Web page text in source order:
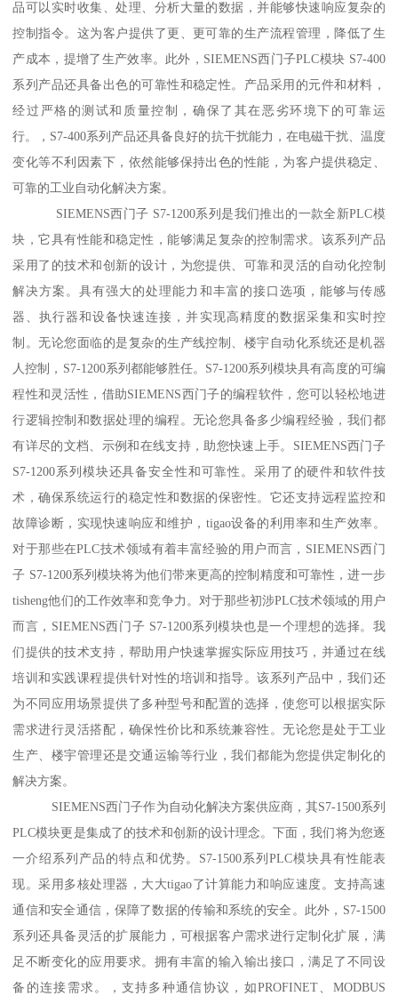
品可以实时收集、处理、分析大量的数据，并能够快速响应复杂的
控制指令。这为客户提供了更、更可靠的生产流程管理，降低了生
产成本，提增了生产效率。此外，SIEMENS西门子PLC模块 S7-400
系列产品还具备出色的可靠性和稳定性。产品采用的元件和材料，
经过严格的测试和质量控制，确保了其在恶劣环境下的可靠运
行。，S7-400系列产品还具备良好的抗干扰能力，在电磁干扰、温度
变化等不利因素下，依然能够保持出色的性能，为客户提供稳定、
可靠的工业自动化解决方案。
SIEMENS西门子 S7-1200系列是我们推出的一款全新PLC模
块，它具有性能和稳定性，能够满足复杂的控制需求。该系列产品
采用了的技术和创新的设计，为您提供、可靠和灵活的自动化控制
解决方案。具有强大的处理能力和丰富的接口选项，能够与传感
器、执行器和设备快速连接，并实现高精度的数据采集和实时控
制。无论您面临的是复杂的生产线控制、楼宇自动化系统还是机器
人控制，S7-1200系列都能够胜任。S7-1200系列模块具有高度的可编
程性和灵活性，借助SIEMENS西门子的编程软件，您可以轻松地进
行逻辑控制和数据处理的编程。无论您具备多少编程经验，我们都
有详尽的文档、示例和在线支持，助您快速上手。SIEMENS西门子
S7-1200系列模块还具备安全性和可靠性。采用了的硬件和软件技
术，确保系统运行的稳定性和数据的保密性。它还支持远程监控和
故障诊断，实现快速响应和维护，tigao设备的利用率和生产效率。
对于那些在PLC技术领域有着丰富经验的用户而言，SIEMENS西门
子 S7-1200系列模块将为他们带来更高的控制精度和可靠性，进一步
tisheng他们的工作效率和竞争力。对于那些初涉PLC技术领域的用户
而言，SIEMENS西门子 S7-1200系列模块也是一个理想的选择。我
们提供的技术支持，帮助用户快速掌握实际应用技巧，并通过在线
培训和实践课程提供针对性的培训和指导。该系列产品中，我们还
为不同应用场景提供了多种型号和配置的选择，使您可以根据实际
需求进行灵活搭配，确保性价比和系统兼容性。无论您是处于工业
生产、楼宇管理还是交通运输等行业，我们都能为您提供定制化的
解决方案。
SIEMENS西门子作为自动化解决方案供应商，其S7-1500系列
PLC模块更是集成了的技术和创新的设计理念。下面，我们将为您逐
一介绍系列产品的特点和优势。S7-1500系列PLC模块具有性能表
现。采用多核处理器，大大tigao了计算能力和响应速度。支持高速
通信和安全通信，保障了数据的传输和系统的安全。此外，S7-1500
系列还具备灵活的扩展能力，可根据客户需求进行定制化扩展，满
足不断变化的应用要求。拥有丰富的输入输出接口，满足了不同设
备的连接需求。，支持多种通信协议，如PROFINET、MODBUS